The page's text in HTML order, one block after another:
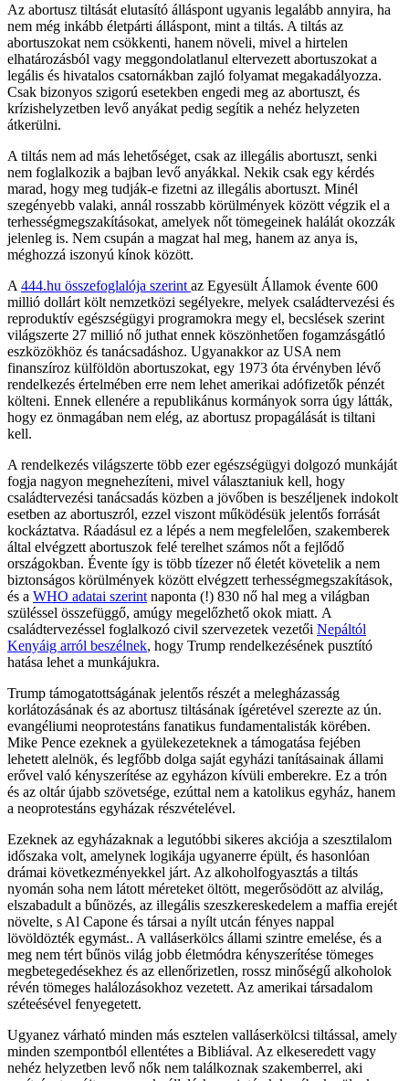
Az abortusz tiltását elutasító álláspont ugyanis legalább annyira, ha
nem még inkább életpárti álláspont, mint a tiltás. A tiltás az
abortuszokat nem csökkenti, hanem növeli, mivel a hirtelen
elhatározásból vagy meggondolatlanul eltervezett abortuszokat a
legális és hivatalos csatornákban zajló folyamat megakadályozza.
Csak bizonyos szigorú esetekben engedi meg az abortuszt, és
krízishelyzetben levő anyákat pedig segítik a nehéz helyzeten
átkerülni.
A tiltás nem ad más lehetőséget, csak az illegális abortuszt, senki
nem foglalkozik a bajban levő anyákkal. Nekik csak egy kérdés
marad, hogy meg tudják-e fizetni az illegális abortuszt. Minél
szegényebb valaki, annál rosszabb körülmények között végzik el a
terhességmegszakításokat, amelyek nőt tömegeinek halálát okozzák
jelenleg is. Nem csupán a magzat hal meg, hanem az anya is,
méghozzá iszonyú kínok között.
A 444.hu összefoglalója szerint az Egyesült Államok évente 600
millió dollárt költ nemzetközi segélyekre, melyek családtervezési és
reproduktív egészségügyi programokra megy el, becslések szerint
világszerte 27 millió nő juthat ennek köszönhetően fogamzásgátló
eszközökhöz és tanácsadáshoz. Ugyanakkor az USA nem
finanszíroz külföldön abortuszokat, egy 1973 óta érvényben lévő
rendelkezés értelmében erre nem lehet amerikai adófizetők pénzét
költeni. Ennek ellenére a republikánus kormányok sorra úgy látták,
hogy ez önmagában nem elég, az abortusz propagálását is tiltani
kell.
A rendelkezés világszerte több ezer egészségügyi dolgozó munkáját
fogja nagyon megnehezíteni, mivel választaniuk kell, hogy
családtervezési tanácsadás közben a jövőben is beszéljenek indokolt
esetben az abortuszról, ezzel viszont működésük jelentős forrását
kockáztatva. Ráadásul ez a lépés a nem megfelelően, szakemberek
által elvégzett abortuszok felé terelhet számos nőt a fejlődő
országokban. Évente így is több tízezer nő életét követelik a nem
biztonságos körülmények között elvégzett terhességmegszakítások,
és a WHO adatai szerint naponta (!) 830 nő hal meg a világban
szüléssel összefüggő, amúgy megelőzhető okok miatt. A
családtervezéssel foglalkozó civil szervezetek vezetői Nepáltól
Kenyáig arról beszélnek, hogy Trump rendelkezésének pusztító
hatása lehet a munkájukra.
Trump támogatottságának jelentős részét a melegházasság
korlátozásának és az abortusz tiltásának ígéretével szerezte az ún.
evangéliumi neoprotestáns fanatikus fundamentalisták körében.
Mike Pence ezeknek a gyülekezeteknek a támogatása fejében
lehetett alelnök, és legfőbb dolga saját egyházi tanításainak állami
erővel való kényszerítése az egyházon kívüli emberekre. Ez a trón
és az oltár újabb szövetsége, ezúttal nem a katolikus egyház, hanem
a neoprotestáns egyházak részvételével.
Ezeknek az egyházaknak a legutóbbi sikeres akciója a szesztilalom
időszaka volt, amelynek logikája ugyanerre épült, és hasonlóan
drámai következményekkel járt. Az alkoholfogyasztás a tiltás
nyomán soha nem látott méreteket öltött, megerősödött az alvilág,
elszabadult a bűnözés, az illegális szeszkereskedelem a maffia erejét
növelte, s Al Capone és társai a nyílt utcán fényes nappal
lövöldözték egymást.. A valláserkölcs állami szintre emelése, és a
meg nem tért bűnös világ jobb életmódra kényszerítése tömeges
megbetegedésekhez és az ellenőrizetlen, rossz minőségű alkoholok
révén tömeges halálozásokhoz vezetett. Az amerikai társadalom
széteésével fenyegetett.
Ugyanez várható minden más esztelen valláserkölcsi tiltással, amely
minden szempontból ellentétes a Bibliával. Az elkeseredett vagy
nehéz helyzetben levő nők nem találkoznak szakemberrel, aki